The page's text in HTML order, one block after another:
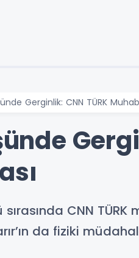
Gerginlik: CNN TÜRK
sırasında CNN
da fiziki